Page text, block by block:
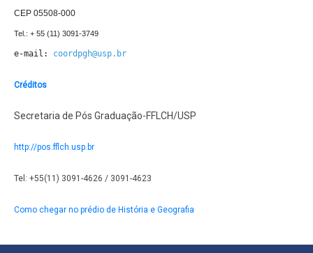
CEP 05508-000
e-mail: coordpgh@usp.br
Créditos
Secretaria de Pós Graduação-FFLCH/USP
http://pos.fflch.usp.br
Tel: +55(11) 3091-4626 / 3091-4623
Como chegar no prédio de História e Geografia